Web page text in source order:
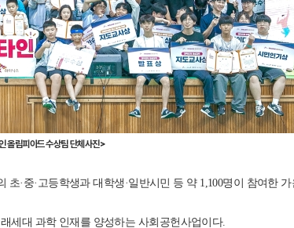
올림피아드 수상팀 단체사진>
·중·고등학생과 대학생·일반시민 등 약 1,100명이 참여한
세대 과학 인재를 양성하는 사회공헌사업이다.